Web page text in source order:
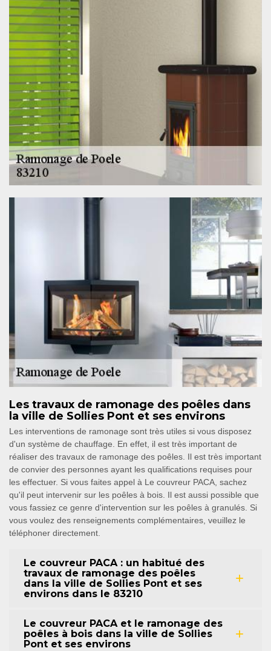
Les travaux de ramonage des poêles dans
la ville de Sollies Pont et ses environs
Les interventions de ramonage sont très utiles si vous disposez
d'un système de chauffage. En effet, il est très important de
réaliser des travaux de ramonage des poêles. Il est très important
de convier des personnes ayant les qualifications requises pour
les effectuer. Si vous faites appel à Le couvreur PACA, sachez
qu'il peut intervenir sur les poêles à bois. Il est aussi possible que
vous fassiez ce genre d'intervention sur les poêles à granulés. Si
vous voulez des renseignements complémentaires, veuillez le
téléphoner directement.
Le couvreur PACA : un habitué des
travaux de ramonage des poêles
dans la ville de Sollies Pont et ses
environs dans le 83210
Le couvreur PACA et le ramonage des
poêles à bois dans la ville de Sollies
Pont et ses environs